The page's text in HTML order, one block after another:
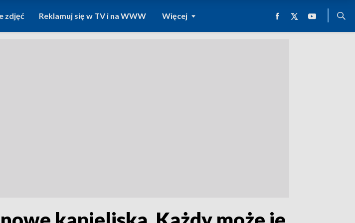
zdjęć Reklamuj się w TV i na WWW Więcej